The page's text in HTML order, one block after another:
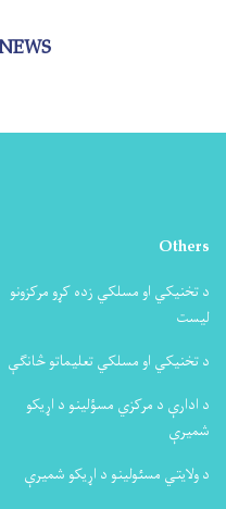
Others
د تخنیکي او مسلکي زده کړو مرکزونو
لیست
د تخنیکي او مسلکي تعلیماتو څانګې
د ادارې د مرکزي مسؤلینو د اړیکو
شمیرې
د ولایتي مسئولینو د اړیکو شمیرې